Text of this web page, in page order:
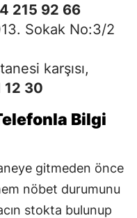
215 92 66
Sokak No:3/2
karşısı,
12 30
Bilgi
gitmeden önce
nöbet durumunu
stokta bulunup